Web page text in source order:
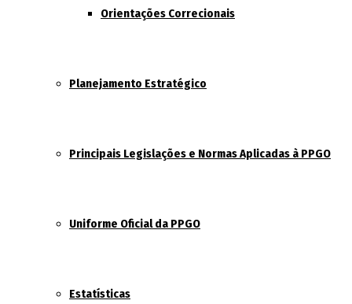
Orientações Correcionais
Planejamento Estratégico
Principais Legislações e Normas Aplicadas à PPGO
Uniforme Oficial da PPGO
Estatísticas